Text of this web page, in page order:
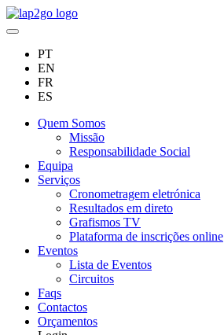
PT
EN
FR
ES
Quem Somos
Missão
Responsabilidade Social
Equipa
Serviços
Cronometragem eletrónica
Resultados em direto
Grafismos TV
Plataforma de inscrições online
Eventos
Lista de Eventos
Circuitos
Faqs
Contactos
Orçamentos